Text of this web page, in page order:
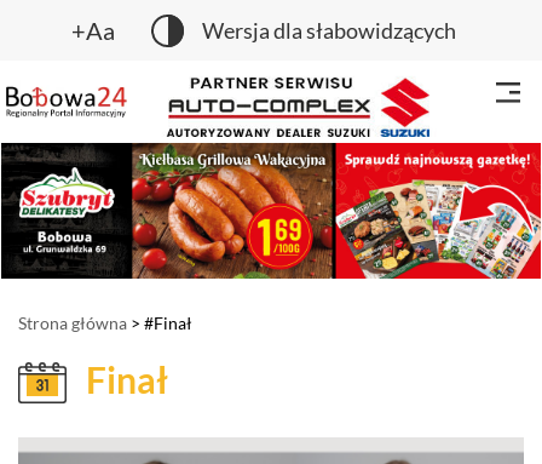
+Aa Wersja dla słabowidzących
Strona główna > #Finał
Finał